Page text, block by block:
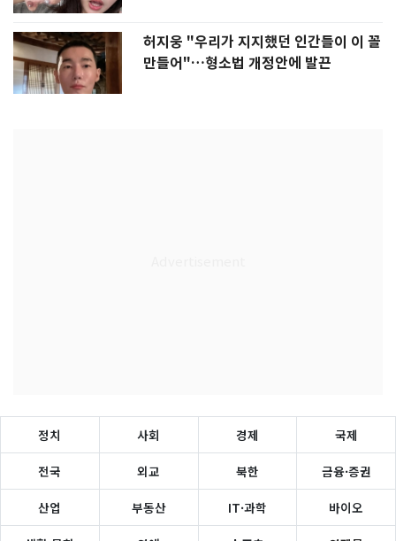
허지웅 "우리가 지지했던 인간들이 이 꼴
만들어"…형소법 개정안에 발끈
정치 사회 경제 국제
전국 외교 북한 금융·증권
산업 부동산 IT·과학 바이오